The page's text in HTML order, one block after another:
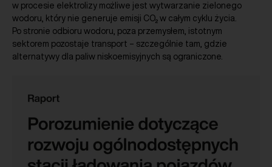
w procesie elektrolizy możliwe jest wytwarzanie zielonego
wodoru, który nie generuje emisji CO₂ w całym cyklu życia.
Po stronie odbioru wodoru, poza przemysłem, istotnym
sektorem pozostaje transport – szczególnie tam, gdzie
alternatywy dla paliw niskoemisyjnych są ograniczone.